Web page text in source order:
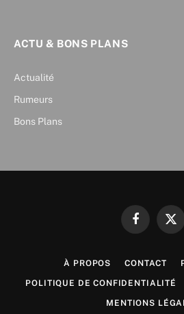
ACTU & BONS PLANS
Actualité
Rumeurs
Bons Plans
FacebookX
À PROPOS CONTACT
POLITIQUE DE CONFIDENTIALITÉ
MENTIONS